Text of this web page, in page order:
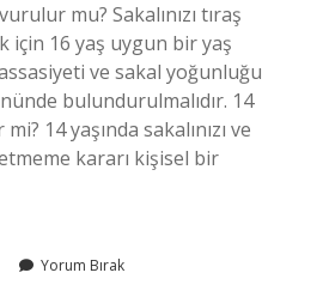
mu? Sakalınızı tıraş
için 16 yaş uygun bir yaş
ve sakal yoğunluğu
bulundurulmalıdır. 14
14 yaşında sakalınızı ve
etmeme kararı kişisel bir
Yorum Bırak